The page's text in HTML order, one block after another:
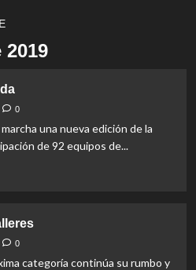
0
una nueva edición de la
de 92 equipos de...
0
categoría continúa su rumbo y